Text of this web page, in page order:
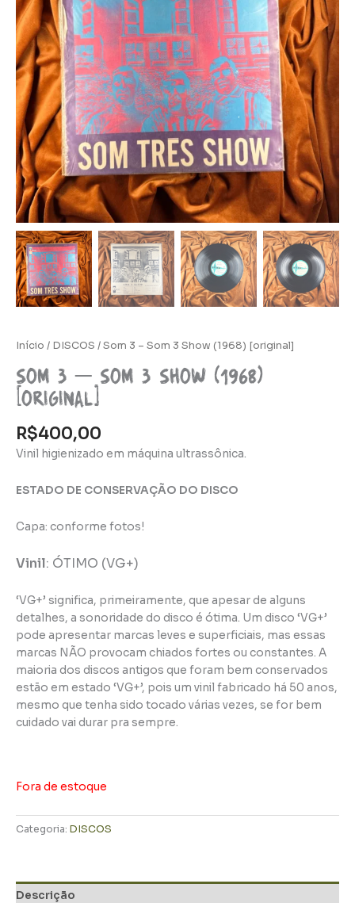
Início / DISCOS / Som 3 – Som 3 Show (1968) [original]
Som 3 – Som 3 Show (1968)
[original]
R$400,00
Vinil higienizado em máquina ultrassônica.
ESTADO DE CONSERVAÇÃO DO DISCO
Capa: conforme fotos!
Vinil: ÓTIMO (VG+)
‘VG+’ significa, primeiramente, que apesar de alguns
detalhes, a sonoridade do disco é ótima. Um disco ‘VG+’
pode apresentar marcas leves e superficiais, mas essas
marcas NÃO provocam chiados fortes ou constantes. A
maioria dos discos antigos que foram bem conservados
estão em estado ‘VG+’, pois um vinil fabricado há 50 anos,
mesmo que tenha sido tocado várias vezes, se for bem
cuidado vai durar pra sempre.
Fora de estoque
Categoria: DISCOS
Descrição